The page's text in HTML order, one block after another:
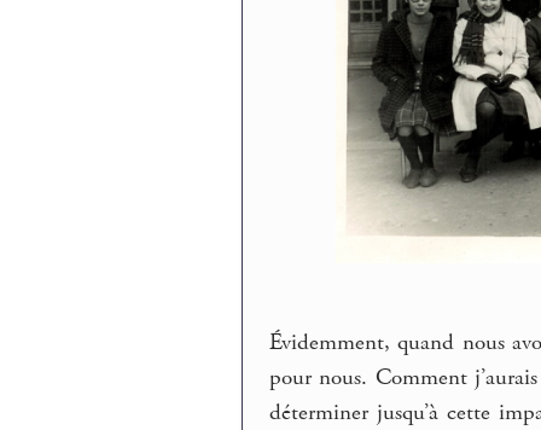
Évidemment, quand nous
pour nous. Comment
déterminer jusqu’à cette